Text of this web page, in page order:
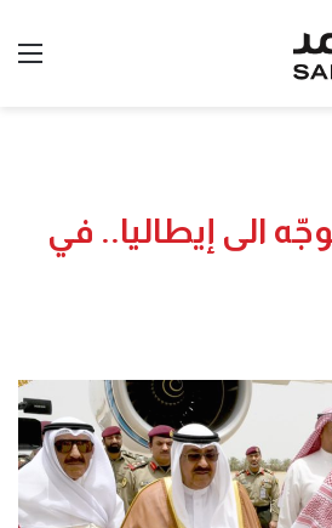
الى إيطاليا.. في